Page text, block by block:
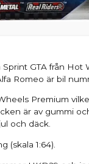
Sprint GTA från
Romeo är bil
Premium
är av gummi
och däck.
(skala 1:64).